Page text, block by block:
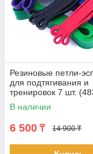
Резиновые петли-
для подтягивания и
тренировок 7 шт.
В наличии
6 500 ₸ 14 900 ₸